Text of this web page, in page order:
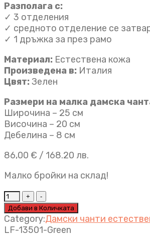
Разполага с:
✓ 3 отделения
✓ средното отделение се
✓ 1 дръжка за през рамо
Материал: Естествена кожа
Произведена в: Италия
Цвят: Зелен
Размери на малка дамска
Широчина – 25 см
Височина – 20 см
Дебелина – 8 см
86,00 € / 168.20 лв.
Малко бройки на склад!
Луксозна
италианска
дамска
чанта
Добави в Количката
Category:Дамски чанти
LF-13501-Green